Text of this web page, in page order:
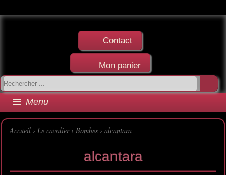
Contact
Mon panier
Menu
Accueil ›Le cavalier›Bombes ›alcantara
alcantara